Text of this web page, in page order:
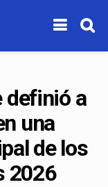
definió a
una
de los
2026